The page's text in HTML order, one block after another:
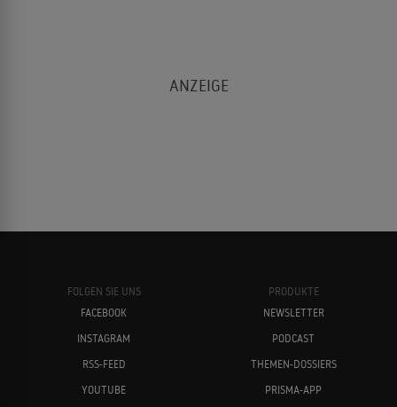
FOLGEN SIE UNS
FACEBOOK
INSTAGRAM
RSS-FEED
YOUTUBE
PRODUKTE
NEWSLETTER
PODCAST
THEMEN-DOSSIERS
PRISMA-APP